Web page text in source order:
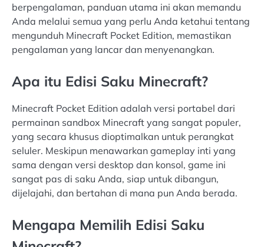
berpengalaman, panduan utama ini akan memandu
Anda melalui semua yang perlu Anda ketahui tentang
mengunduh Minecraft Pocket Edition, memastikan
pengalaman yang lancar dan menyenangkan.
Apa itu Edisi Saku Minecraft?
Minecraft Pocket Edition adalah versi portabel dari
permainan sandbox Minecraft yang sangat populer,
yang secara khusus dioptimalkan untuk perangkat
seluler. Meskipun menawarkan gameplay inti yang
sama dengan versi desktop dan konsol, game ini
sangat pas di saku Anda, siap untuk dibangun,
dijelajahi, dan bertahan di mana pun Anda berada.
Mengapa Memilih Edisi Saku